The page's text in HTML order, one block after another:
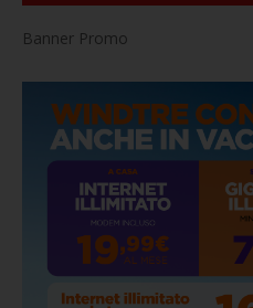
Banner Promo